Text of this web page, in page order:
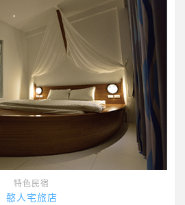
特色民宿
憨人宅旅店